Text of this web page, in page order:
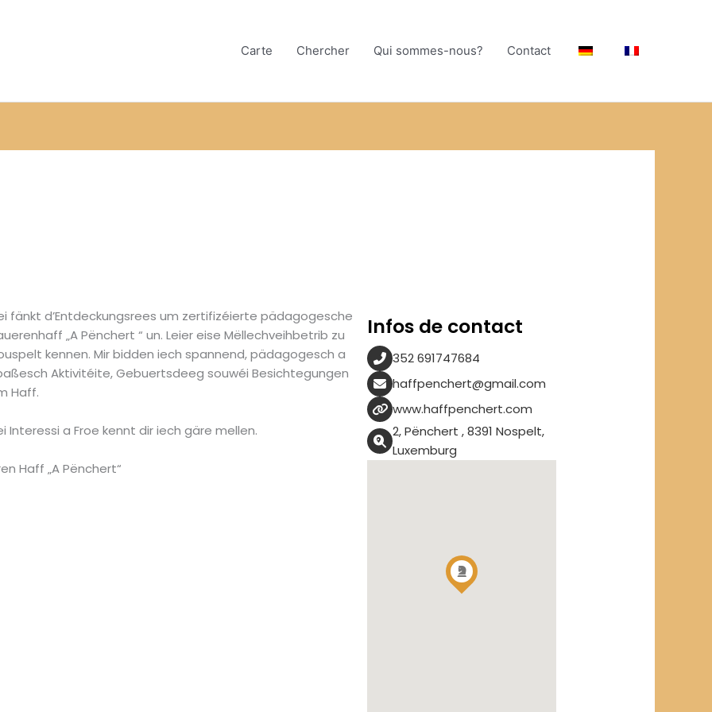
Carte Chercher Qui sommes-nous? Contact
fänkt d’Entdeckungsrees um zertifizéierte pädagogesche
„A Pënchert “ un. Leier eise Mëllechveihbetrib zu
kennen. Mir bidden iech spannend, pädagogesch a
Aktivitéite, Gebuertsdeeg souwéi Besichtegungen
Haff.
Interessi a Froe kennt dir iech gäre mellen.
Haff „A Pënchert“
Infos de contact
352 691747684
haffpenchert@gmail.com
www.haffpenchert.com
2, Pënchert , 8391 Nospelt,
Luxemburg